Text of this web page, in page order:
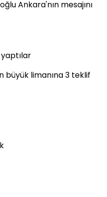
Ankara'nın mesajını
büyük limanına 3 teklif